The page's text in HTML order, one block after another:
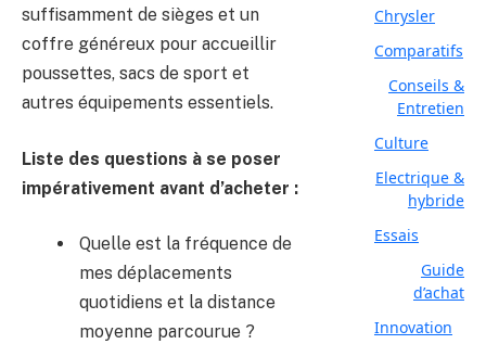
suffisamment de sièges et un
coffre généreux pour accueillir
poussettes, sacs de sport et
autres équipements essentiels.
Liste des questions à se poser
impérativement avant d’acheter :
Quelle est la fréquence de
mes déplacements
quotidiens et la distance
moyenne parcourue ?
Chrysler
Comparatifs
Conseils &
Entretien
Culture
Electrique &
hybride
Essais
Guide
d’achat
Innovation